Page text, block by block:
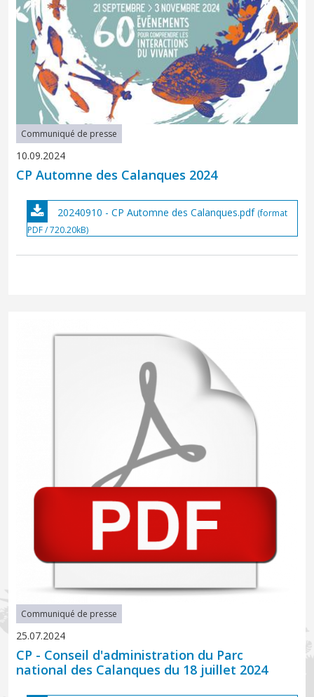
Communiqué de presse
10.09.2024
CP Automne des Calanques 2024
20240910 - CP Automne des Calanques.pdf (format
PDF / 720.20kB)
Communiqué de presse
25.07.2024
CP - Conseil d'administration du Parc
national des Calanques du 18 juillet 2024